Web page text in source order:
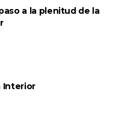
a la plenitud de la
Interior